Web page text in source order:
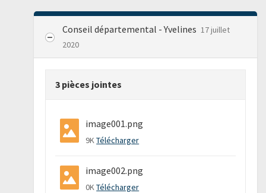
Conseil départemental - Yvelines 17 juillet
2020
3 pièces jointes
image001.png
9KTélécharger
image002.png
0KTélécharger